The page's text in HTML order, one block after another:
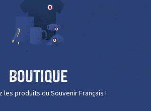
Boutique
les produits du Souvenir Français !